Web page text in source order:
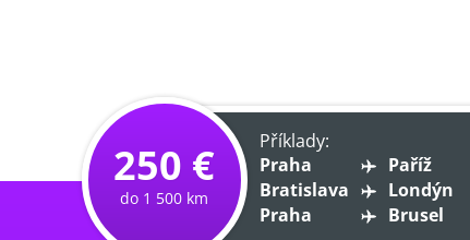
250 €
do 1 500 km
Příklady:
Praha
Paříž
Bratislava
Londýn
Praha
Brusel